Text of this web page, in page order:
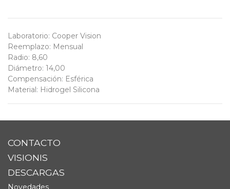
Laboratorio: Cooper Vision
Reemplazo: Mensual
Radio: 8,60
Diámetro: 14,00
Compensación: Esférica
Material : Hidrogel Silicona
CONTACTO
VISIONIS
DESCARGAS
Novedades